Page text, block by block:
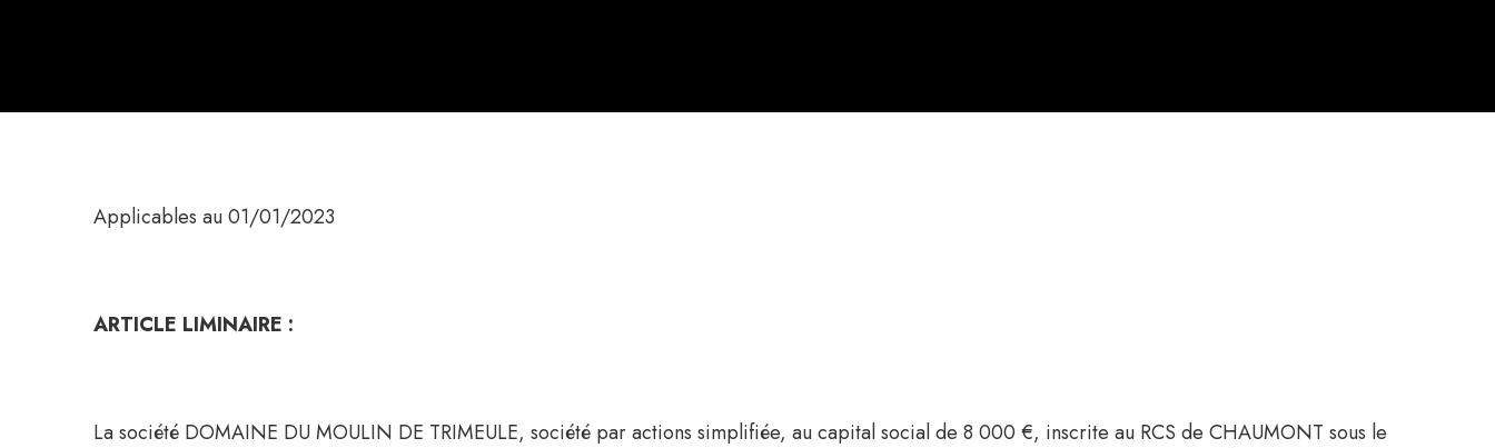
Applicables au 01/01/2023
ARTICLE LIMINAIRE :
La société DOMAINE DU MOULIN DE TRIMEULE, société par actions simplifiée, au capital social de 8 000 €, inscrite au RCS de CHAUMONT sous le